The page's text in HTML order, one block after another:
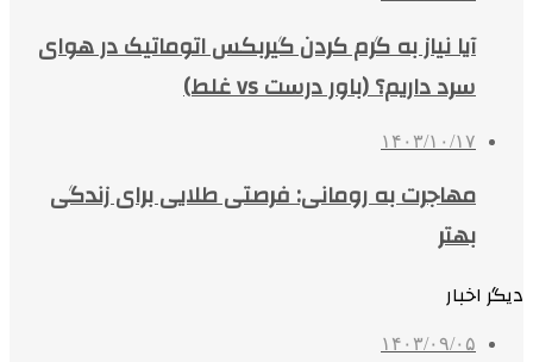
آیا نیاز به گرم کردن گیربکس اتوماتیک در هوای
سرد داریم؟ (باور درست vs غلط)
۱۴۰۳/۱۰/۱۷
مهاجرت به رومانی: فرصتی طلایی برای زندگی
بهتر
دیگر اخبار
۱۴۰۳/۰۹/۰۵